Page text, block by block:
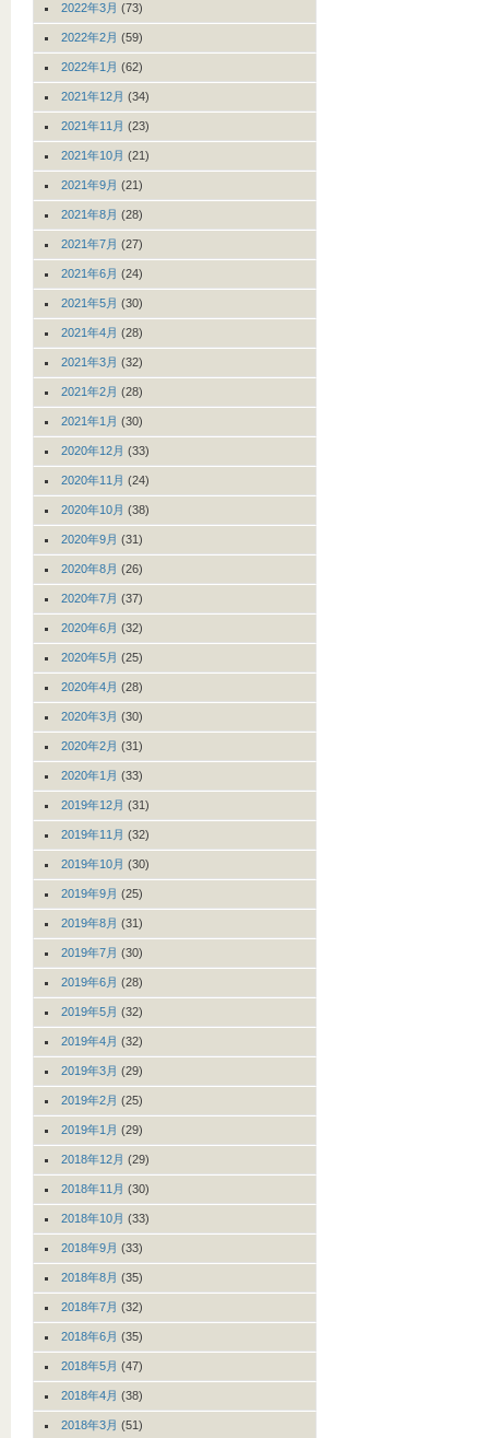
2022年3月 (73)
2022年2月 (59)
2022年1月 (62)
2021年12月 (34)
2021年11月 (23)
2021年10月 (21)
2021年9月 (21)
2021年8月 (28)
2021年7月 (27)
2021年6月 (24)
2021年5月 (30)
2021年4月 (28)
2021年3月 (32)
2021年2月 (28)
2021年1月 (30)
2020年12月 (33)
2020年11月 (24)
2020年10月 (38)
2020年9月 (31)
2020年8月 (26)
2020年7月 (37)
2020年6月 (32)
2020年5月 (25)
2020年4月 (28)
2020年3月 (30)
2020年2月 (31)
2020年1月 (33)
2019年12月 (31)
2019年11月 (32)
2019年10月 (30)
2019年9月 (25)
2019年8月 (31)
2019年7月 (30)
2019年6月 (28)
2019年5月 (32)
2019年4月 (32)
2019年3月 (29)
2019年2月 (25)
2019年1月 (29)
2018年12月 (29)
2018年11月 (30)
2018年10月 (33)
2018年9月 (33)
2018年8月 (35)
2018年7月 (32)
2018年6月 (35)
2018年5月 (47)
2018年4月 (38)
2018年3月 (51)